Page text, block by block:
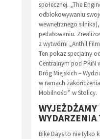
społecznej. „The
odblokowywaniu
wewnętrznego
pedałowaniu.
z wytwórni „Anthil
Ten pokaz specjalny
Centralnym pod PKiN
Dróg Miejskich –
w ramach
Mobilności” w Stolicy.
WYDARZENIA
Bike Days to nie tylko